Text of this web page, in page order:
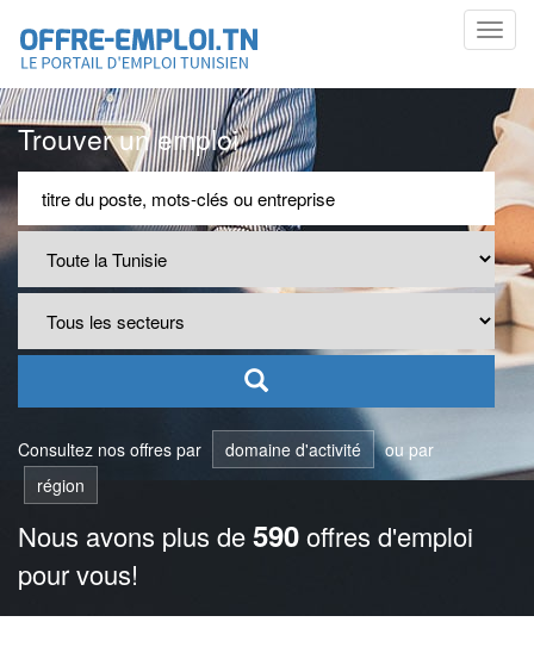
Trouver un emploi
Consultez nos offres par domaine d'activité
ou par
région
Nous avons plus de590offres d'emploi
pour vous!